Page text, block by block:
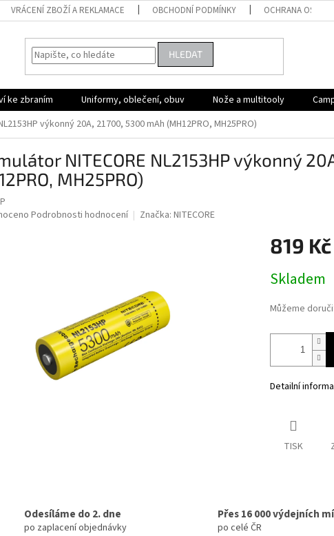
VRÁCENÍ ZBOŽÍ A REKLAMACE OBCHODNÍ PODMÍNKY OCHRANA
HLEDAT
ke zbraním Uniformy, oblečení, obuv Nože a multitooly
výkonný 20A, 21700, 5300 mAh (MH12PRO, MH25PRO)
NITECORE NL2153HP výkonný
MH25PRO)
Podrobnosti hodnocení Značka: NITECORE
819 Kč
cena:
Skladem
Můžeme
Detailní
TISK
Odesíláme do 2. dne
po zaplacení objednávky
Přes 16 000 výdejních
po celé ČR